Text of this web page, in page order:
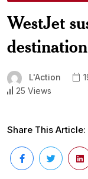
WestJet
L'Action
25 Views
Share This Article: